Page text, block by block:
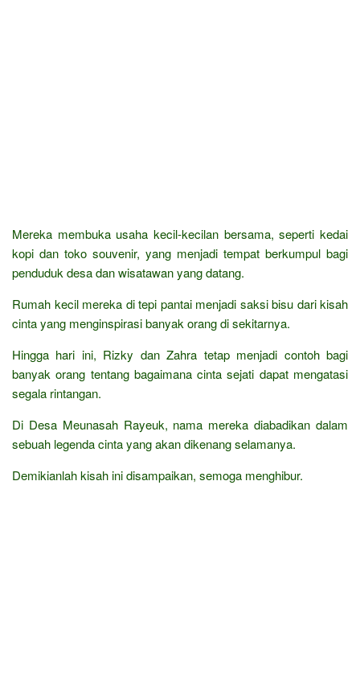
Mereka membuka usaha kecil-kecilan bersama, seperti kedai
kopi dan toko souvenir, yang menjadi tempat berkumpul bagi
penduduk desa dan wisatawan yang datang.
Rumah kecil mereka di tepi pantai menjadi saksi bisu dari kisah
cinta yang menginspirasi banyak orang di sekitarnya.
Hingga hari ini, Rizky dan Zahra tetap menjadi contoh bagi
banyak orang tentang bagaimana cinta sejati dapat mengatasi
segala rintangan.
Di Desa Meunasah Rayeuk, nama mereka diabadikan dalam
sebuah legenda cinta yang akan dikenang selamanya.
Demikianlah kisah ini disampaikan, semoga menghibur.